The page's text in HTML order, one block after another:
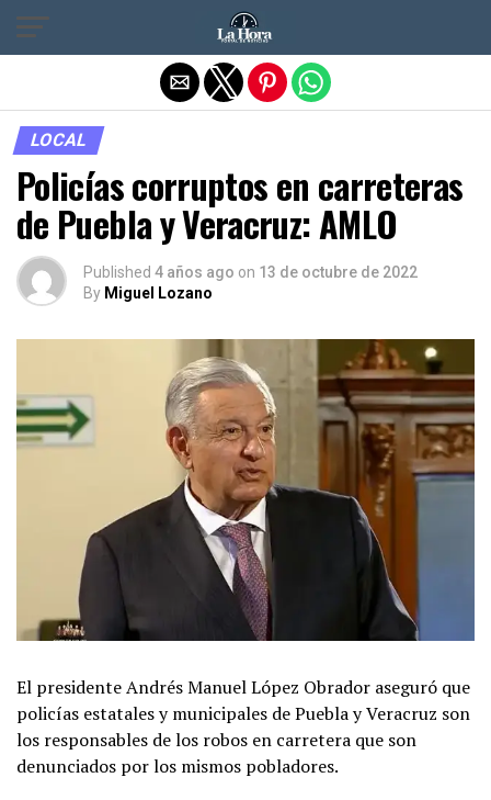
LOCAL
Policías corruptos en carreteras
de Puebla y Veracruz: AMLO
Published 4 años ago on 13 de octubre de 2022
By Miguel Lozano
El presidente Andrés Manuel López Obrador aseguró que
policías estatales y municipales de Puebla y Veracruz son
los responsables de los robos en carretera que son
denunciados por los mismos pobladores.
Salir de la versión móvil